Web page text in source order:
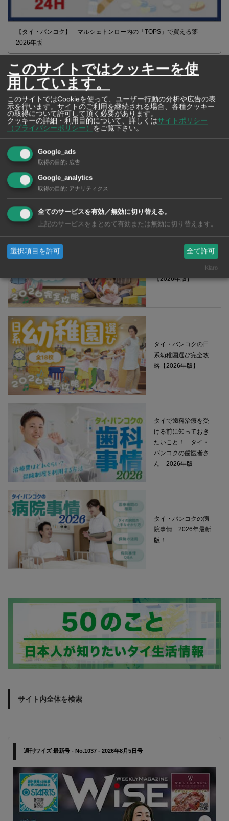
【タイ・バンコク】 マルシェトンロー内の「TOPS」で買える薬
2026年版
版
タイ・バンコクの保
【2026年版】
タイ・バンコクの日
系幼稚園選び完全攻
略【2026年版】
タイで歯科治療を受
ける前に知っておき
たいこと！ タイ・
バンコクの歯医者さ
ん 2026年版
タイ・バンコクの病
院事情 2026年最新
版！
サイト内全体を検索
週刊ワイズ 最新号 - No.1037 - 2026年8月5日号
このサイトではクッキーを使
用しています。
このサイトではCookieを使って、ユーザー行動の分析や広告の表
示を行います。サイトのご利用を継続される場合、各種クッキー
の取得について許可して頂く必要があります。
クッキーの詳細・利用目的について、詳しくはサイトポリシー
（プライバシーポリシー）
をご覧下さい。
Google_ads
取得の目的: 広告
Google_analytics
取得の目的: アナリティクス
全てのサービスを有効／無効に切り替える。
上記のサービスをまとめて有効または無効に切り替えます。
選択項目を許可 全て許可
Klaro